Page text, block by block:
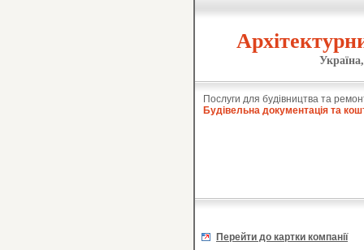
Послуги для будівництва та
Будівельна документація та
Перейти до картки компанії